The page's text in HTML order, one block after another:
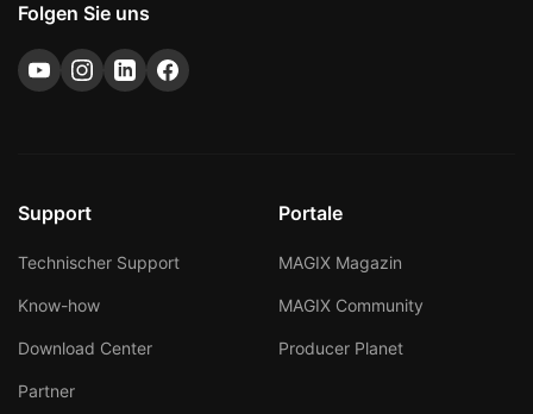
Folgen Sie uns
Support
Technischer Support
Know-how
Download Center
Partner
Portale
MAGIX Magazin
MAGIX Community
Producer Planet